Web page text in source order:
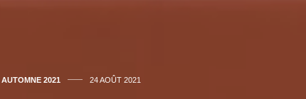
AUTOMNE 2021 24 AOÛT 2021